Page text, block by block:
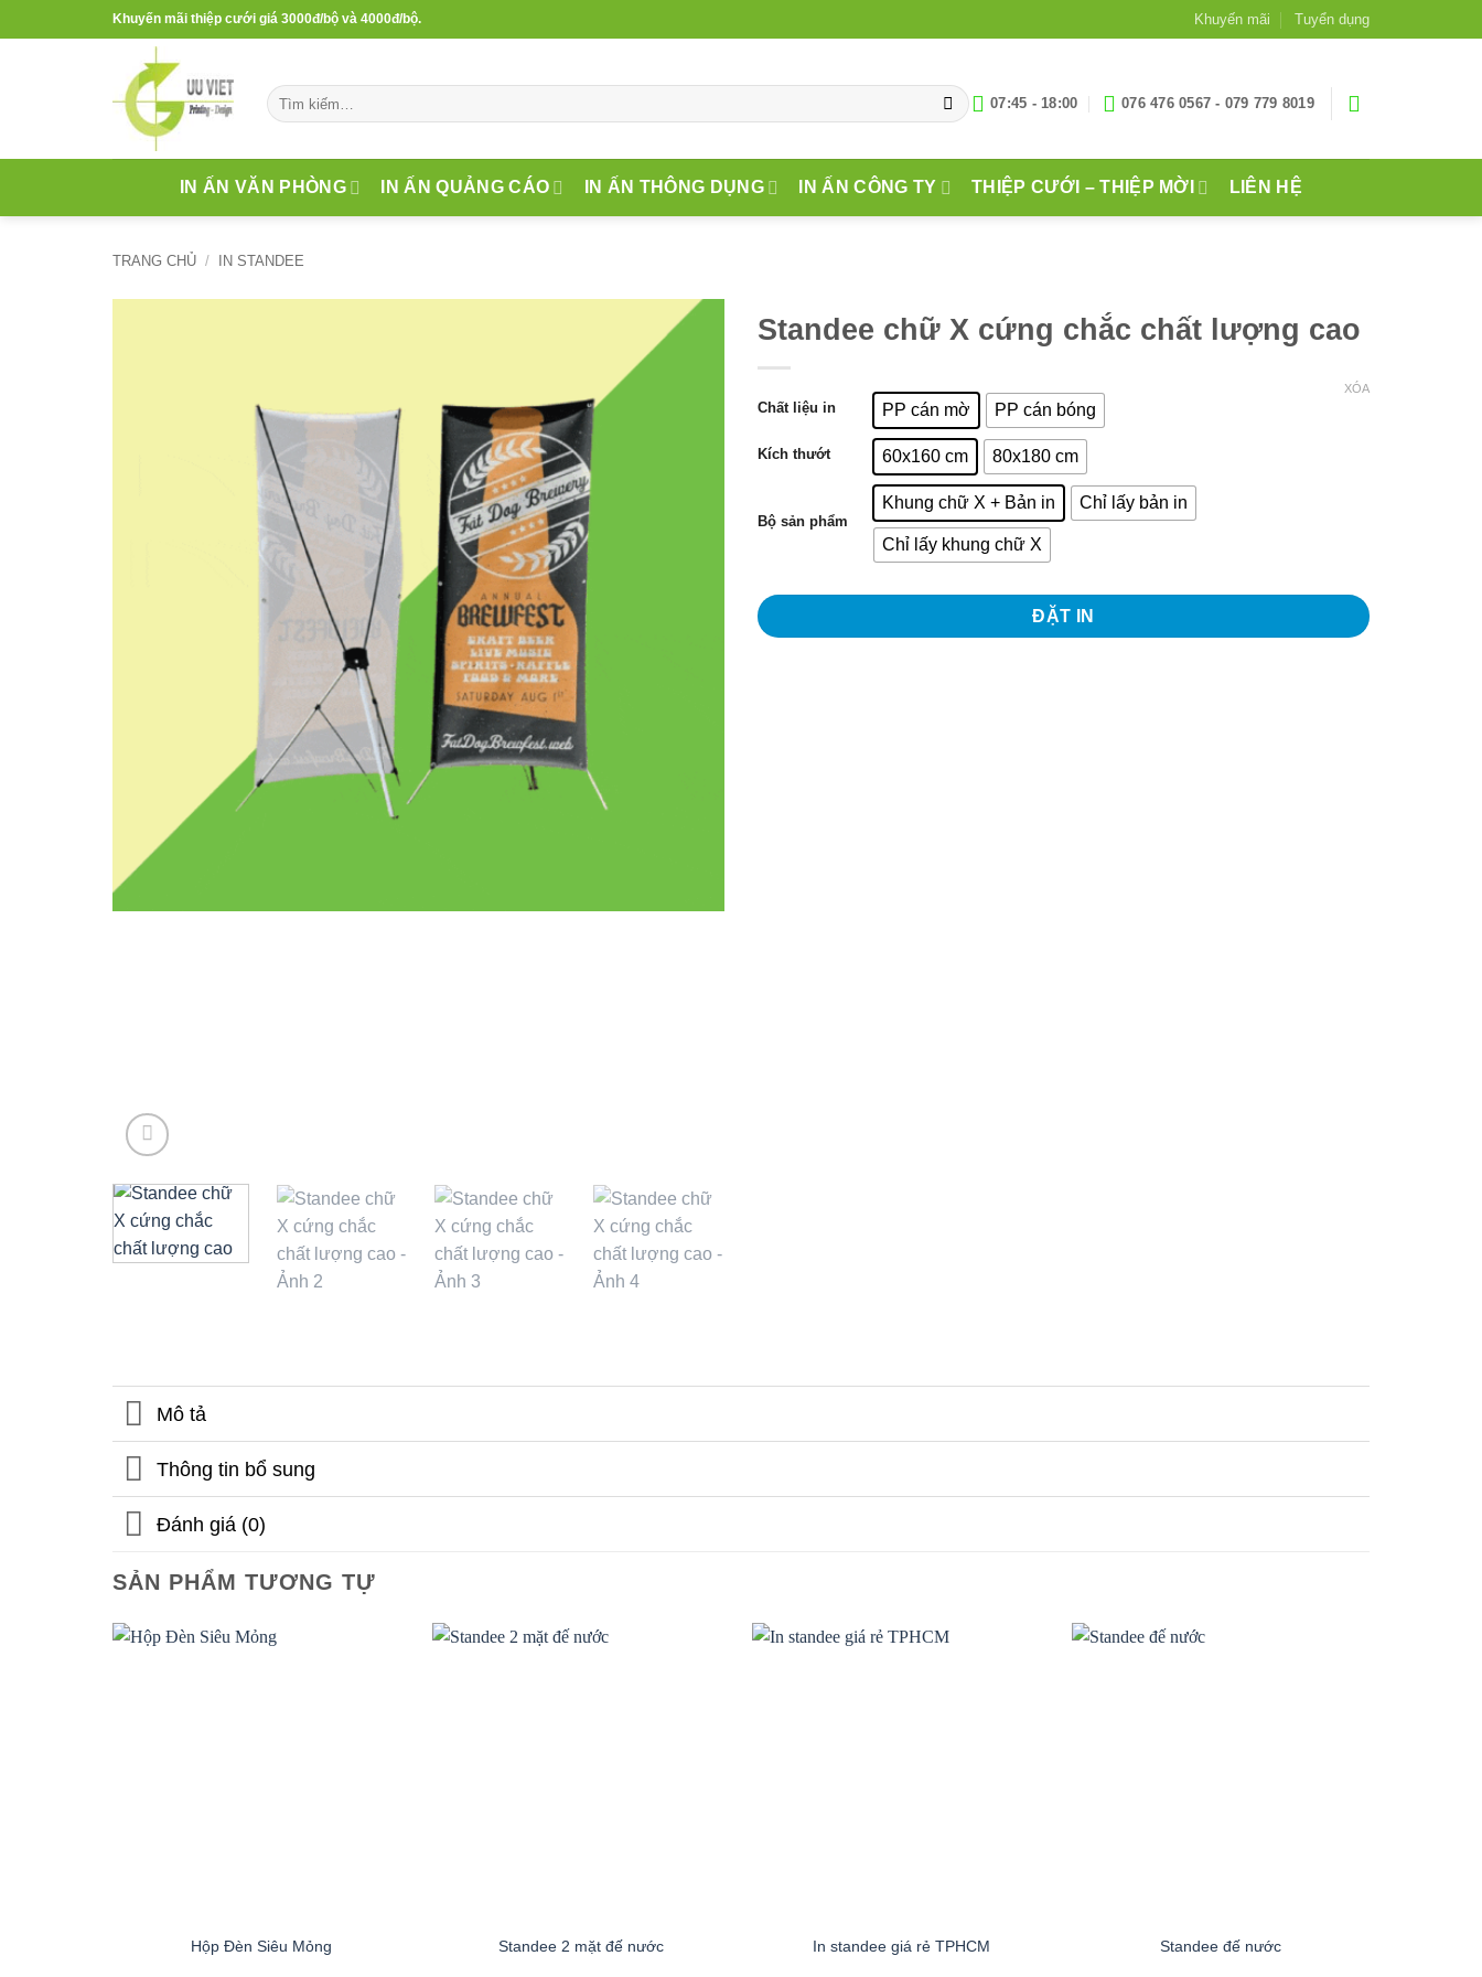
qua
Khuyến mãi thiệp cưới giá 3000đ/bộ và 4000đ/bộ. Khuyến mãi Tuyển dụng
Tìm
kiếm:
07:45 - 18:00 076 476 0567 - 079 779 8019
IN ẤN VĂN PHÒNG IN ẤN QUẢNG CÁO IN ẤN THÔNG DỤNG IN ẤN CÔNG TY THIỆP CƯỚI – THIỆP MỜI LIÊN HỆ
TRANG CHỦ / IN STANDEE
Standee chữ X cứng chắc chất lượng cao
Chất liệu in PP cán mờ PP cán bóng
Kích thướt 60x160 cm 80x180 cm
Bộ sản phẩm
Khung chữ X + Bản in Chỉ lấy bản in
Chỉ lấy khung chữ X
XÓA
ĐẶT IN
Mô tả
Thông tin bổ sung
Đánh giá (0)
SẢN PHẨM TƯƠNG TỰ
Hộp Đèn Siêu Mỏng Standee 2 mặt đế nước In standee giá rẻ TPHCM Standee đế nước